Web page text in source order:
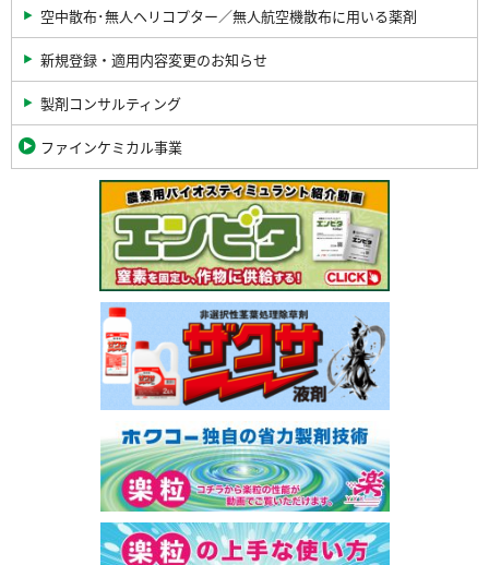
空中散布･無人ヘリコプター／無人航空機散布に用いる薬剤
新規登録・適用内容変更のお知らせ
製剤コンサルティング
ファインケミカル事業